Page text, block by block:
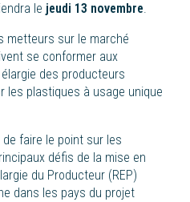
le jeudi 13 novembre.
metteurs sur le marché
se conformer aux
des producteurs
les plastiques à usage unique
de faire le point sur les
défis de la mise en
du Producteur (REP)
dans les pays du projet